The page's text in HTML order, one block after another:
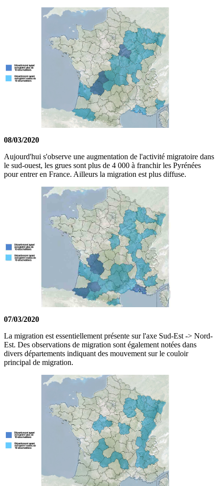
08/03/2020
Aujourd'hui s'observe une augmentation de l'activité migratoire dans
le sud-ouest, les grues sont plus de 4 000 à franchir les Pyrénées
pour entrer en France. Ailleurs la migration est plus diffuse.
07/03/2020
La migration est essentiellement présente sur l'axe Sud-Est -> Nord-
Est. Des observations de migration sont également notées dans
divers départements indiquant des mouvement sur le couloir
principal de migration.